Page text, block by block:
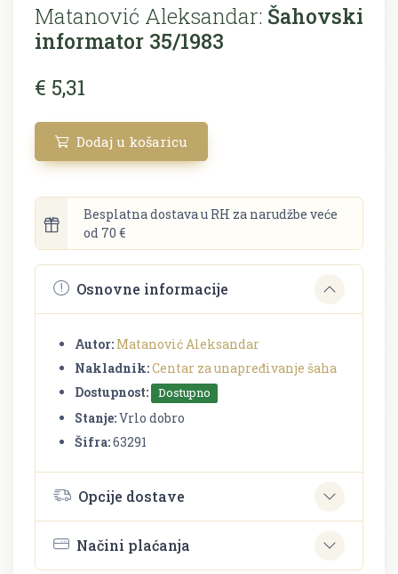
Matanović Aleksandar: Šahovski
informator 35/1983
€ 5,31
Dodaj u košaricu
Besplatna dostava u RH za narudžbe veće
od 70 €
Osnovne informacije
Autor: Matanović Aleksandar
Nakladnik:Centar za unapređivanje šaha
Dostupnost:
Dostupno
Stanje:Vrlo dobro
Šifra:63291
Opcije dostave
Načini plaćanja